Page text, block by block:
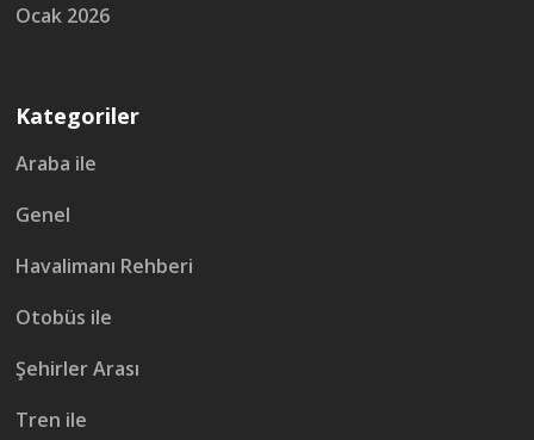
Ocak 2026
Kategoriler
Araba ile
Genel
Havalimanı Rehberi
Otobüs ile
Şehirler Arası
Tren ile